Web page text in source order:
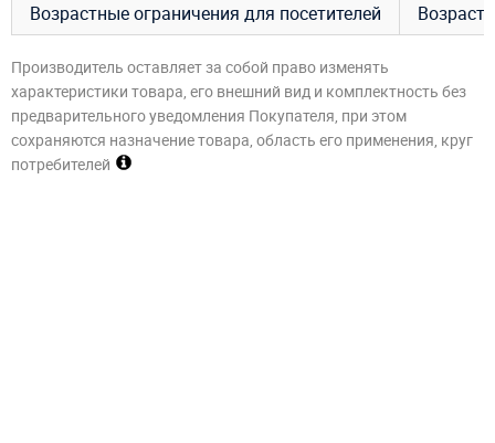
Возрастные ограничения для посетителей
Возраст
Производитель оставляет за собой право изменять
характеристики товара, его внешний вид и комплектность без
предварительного уведомления Покупателя, при этом
сохраняются назначение товара, область его применения, круг
потребителей